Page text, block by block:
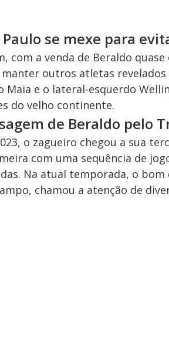
Paulo se mexe para
com a venda de Beraldo
outros atletas revelados
Maia e o lateral-esquerdo
do velho continente.
de Beraldo pelo
o zagueiro chegou a sua
com uma sequência de
Na atual temporada, o
chamou a atenção de